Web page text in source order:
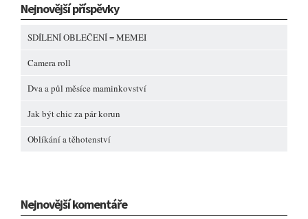
Nejnovější příspěvky
SDÍLENÍ OBLEČENÍ = MEMEI
Camera roll
Dva a půl měsíce maminkovství
Jak být chic za pár korun
Oblíkání a těhotenství
Nejnovější komentáře